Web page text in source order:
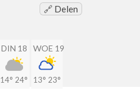
🔗 Delen
DIN 18
14° 24°
WOE 19
13° 23°